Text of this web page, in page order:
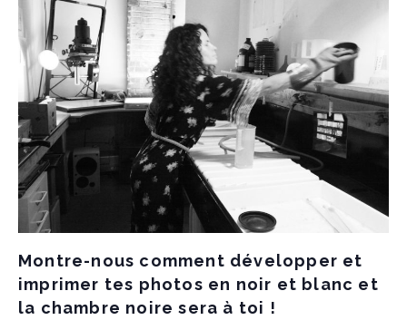
Montre-nous comment développer et
imprimer tes photos en noir et blanc et
la chambre noire sera à toi !